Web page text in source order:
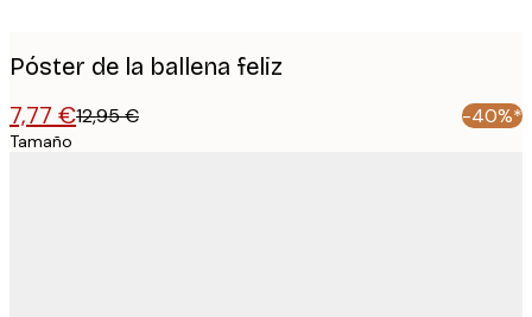
Póster de la ballena feliz
7,77 €12,95 € -40%*
Tamaño